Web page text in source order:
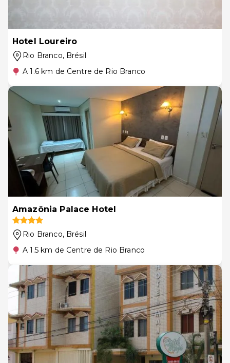
Hotel Loureiro
Rio Branco, Brésil
A 1.6 km de Centre de Rio Branco
Amazônia Palace Hotel
Rio Branco, Brésil
A 1.5 km de Centre de Rio Branco